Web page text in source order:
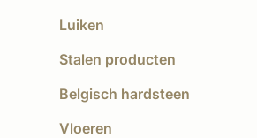
Luiken
Stalen producten
Belgisch hardsteen
Vloeren